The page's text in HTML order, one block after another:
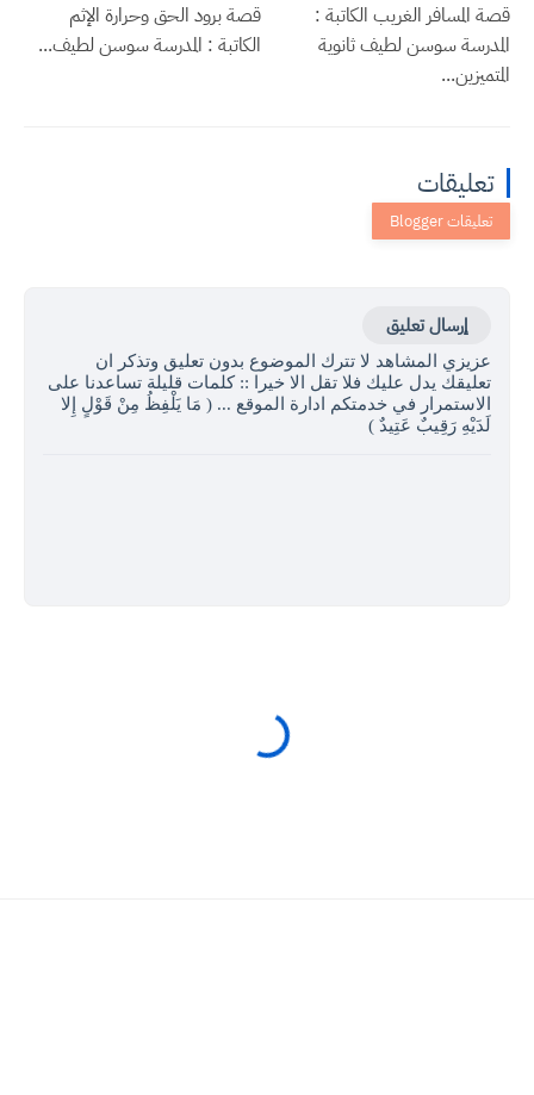
قصة المسافر الغريب الكاتبة :
المدرسة سوسن لطيف ثانوية
المتميزين...
قصة برود الحق وحرارة الإثم
الكاتبة : المدرسة سوسن لطيف...
تعليقات
إرسال تعليق
عزيزي المشاهد لا تترك الموضوع بدون تعليق وتذكر ان
تعليقك يدل عليك فلا تقل الا خيرا :: كلمات قليلة تساعدنا على
الاستمرار في خدمتكم ادارة الموقع ... ( مَا يَلْفِظُ مِنْ قَوْلٍ إِلا
لَدَيْهِ رَقِيبٌ عَتِيدٌ )